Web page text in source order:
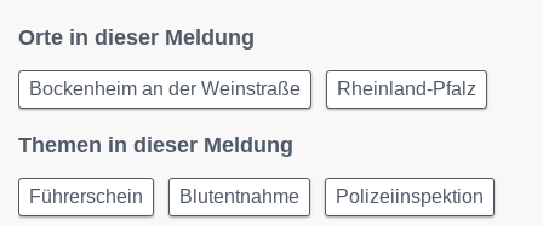
Orte in dieser Meldung
Bockenheim an der Weinstraße Rheinland-Pfalz
Themen in dieser Meldung
Führerschein Blutentnahme Polizeiinspektion